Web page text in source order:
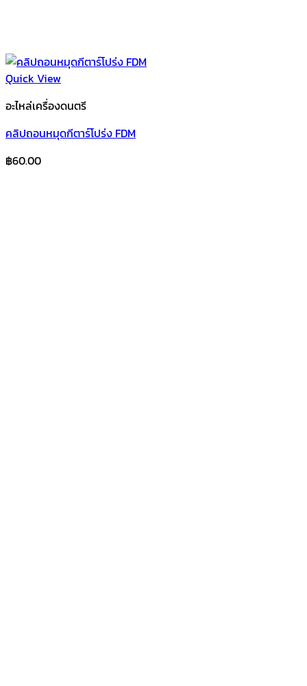
Quick View
อะไหล่เครื่องดนตรี
คลิปถอนหมุดกีตาร์โปร่ง FDM
฿60.00